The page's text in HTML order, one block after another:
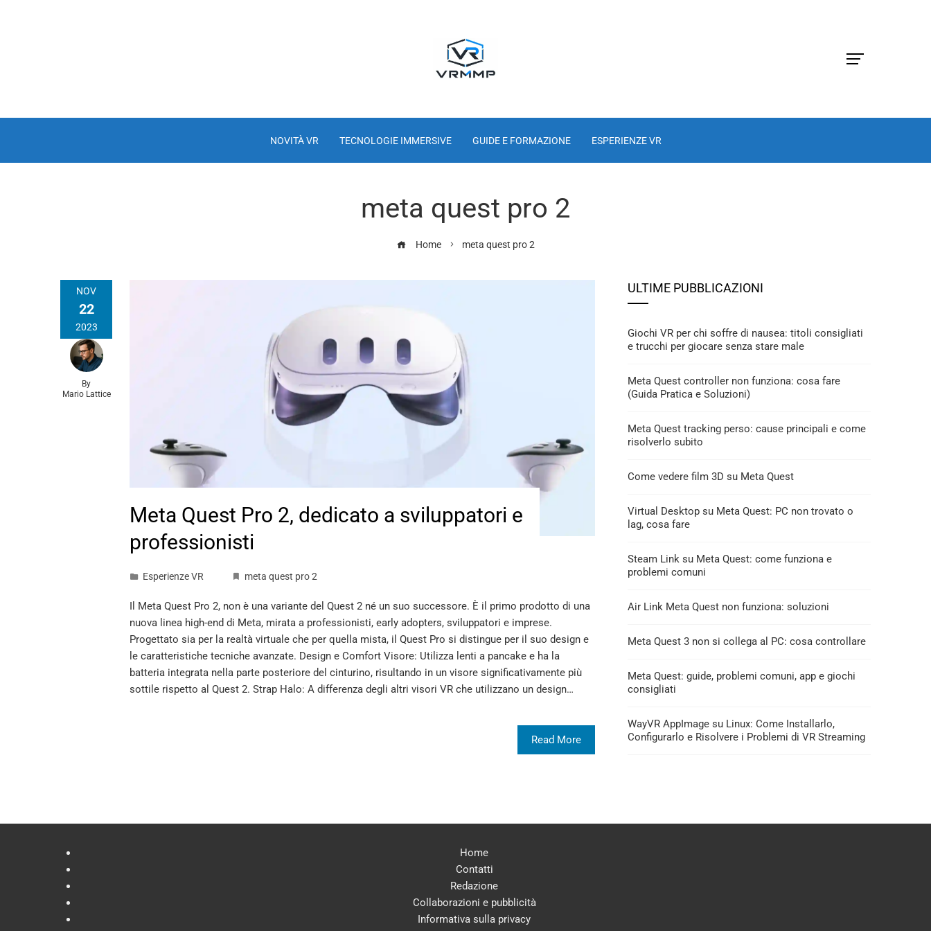
NOVITÀ VR TECNOLOGIE IMMERSIVE GUIDE E FORMAZIONE ESPERIENZE VR
meta quest pro 2
Home meta quest pro 2
NOV
22
2023
By
Mario Lattice
Meta Quest Pro 2, dedicato a sviluppatori e
professionisti
Esperienze VR meta quest pro 2
Il Meta Quest Pro 2, non è una variante del Quest 2 né un suo successore. È il primo prodotto di una
nuova linea high-end di Meta, mirata a professionisti, early adopters, sviluppatori e imprese.
Progettato sia per la realtà virtuale che per quella mista, il Quest Pro si distingue per il suo design e
le caratteristiche tecniche avanzate. Design e Comfort Visore: Utilizza lenti a pancake e ha la
batteria integrata nella parte posteriore del cinturino, risultando in un visore significativamente più
sottile rispetto al Quest 2. Strap Halo: A differenza degli altri visori VR che utilizzano un design…
Read More
ULTIME PUBBLICAZIONI
Giochi VR per chi soffre di nausea: titoli consigliati
e trucchi per giocare senza stare male
Meta Quest controller non funziona: cosa fare
(Guida Pratica e Soluzioni)
Meta Quest tracking perso: cause principali e come
risolverlo subito
Come vedere film 3D su Meta Quest
Virtual Desktop su Meta Quest: PC non trovato o
lag, cosa fare
Steam Link su Meta Quest: come funziona e
problemi comuni
Air Link Meta Quest non funziona: soluzioni
Meta Quest 3 non si collega al PC: cosa controllare
Meta Quest: guide, problemi comuni, app e giochi
consigliati
WayVR AppImage su Linux: Come Installarlo,
Configurarlo e Risolvere i Problemi di VR Streaming
Home
Contatti
Redazione
Collaborazioni e pubblicità
Informativa sulla privacy